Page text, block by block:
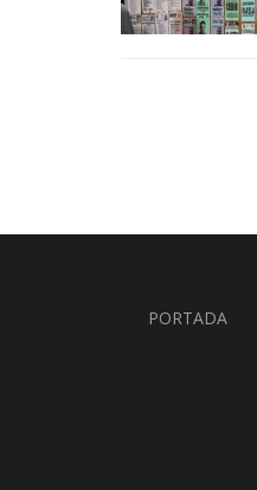
PORTADA